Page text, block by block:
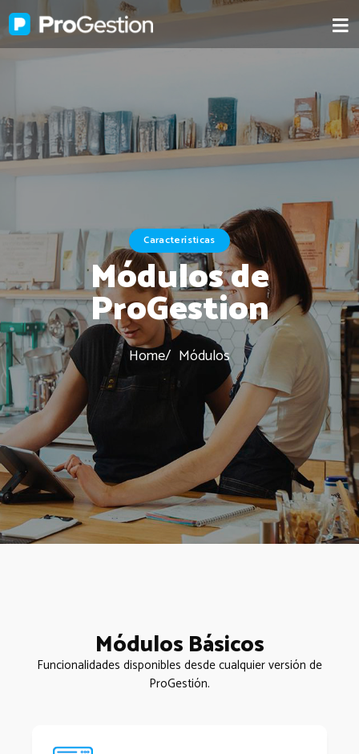
Características
Módulos de
ProGestion
Home Módulos
Módulos Básicos
Funcionalidades disponibles desde cualquier versión de
ProGestión.